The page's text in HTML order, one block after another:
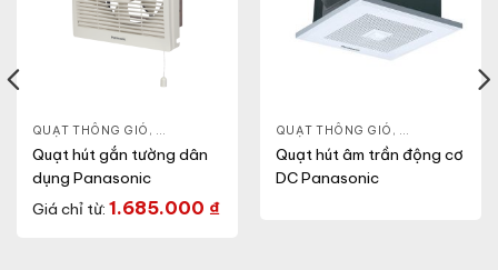
QUẠT THÔNG GIÓ , QUẠT ĐIỆN, QUẠT TRẦN,QUẠT GẮN TƯỜNG
Quạt hút gắn tường dân
dụng Panasonic
Giá chỉ từ: 1.685.000 ₫
QUẠT THÔNG GIÓ , QUẠT ÂM TRẦN
Quạt hút âm trần động cơ
DC Panasonic
QUẠT ĐIỆN, QUẠT TRẦN